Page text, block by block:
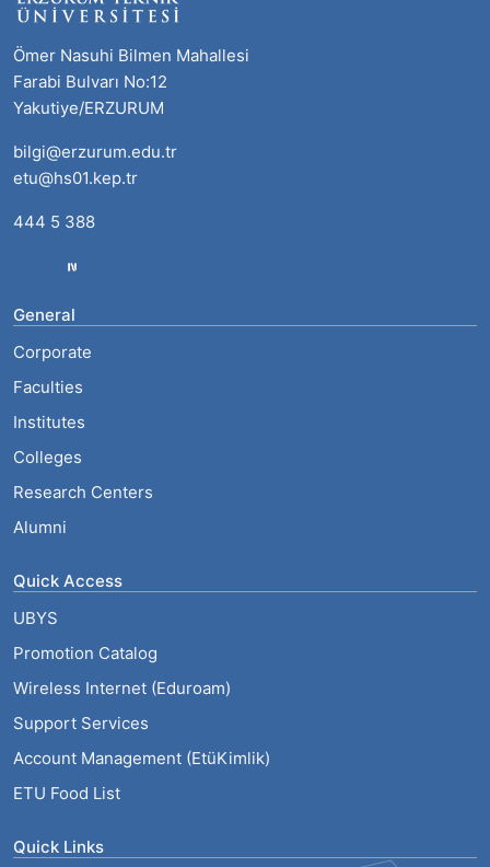
Ömer Nasuhi Bilmen Mahallesi
Farabi Bulvarı No:12
Yakutiye/ERZURUM
bilgi@erzurum.edu.tr
etu@hs01.kep.tr
444 5 388
General
Corporate
Faculties
Institutes
Colleges
Research Centers
Alumni
Quick Access
UBYS
Promotion Catalog
Wireless Internet (Eduroam)
Support Services
Account Management (EtüKimlik)
ETU Food List
Quick Links